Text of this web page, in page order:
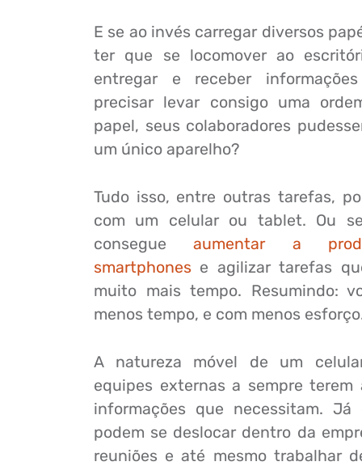
E se ao invés carregar diversos
ter que se locomover ao
entregar e receber
precisar levar consigo uma
papel, seus colaboradores
um único aparelho?
Tudo isso, entre outras tarefas,
com um celular ou tablet. Ou
consegueaumentar a
smartphones e agilizar tarefas
muito mais tempo. Resumindo:
menos tempo, e com menos
A natureza móvel de um
equipes externas a sempre terem
informações que necessitam. Já
podem se deslocar dentro da
reuniões e até mesmo trabalhar